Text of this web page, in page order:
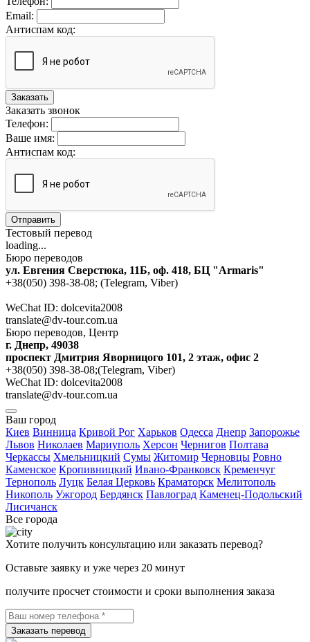
Email:
Антиспам код:
Заказать
Заказать звонок
Телефон:
Ваше имя:
Антиспам код:
Отправить
Тестовый перевод
loading...
Бюро переводов
ул. Евгения Сверстюка, 11Б, оф. 418, БЦ "Armaris"
+38(050) 398-38-08; (Telegram, Viber)
WeChat ID: dolcevita2008
translate@dv-tour.com.ua
Бюро переводов, Центр
г. Днепр, 49038
проспект Дмитрия Яворницого 101, 2 этаж, офис 2
+38(050) 398-38-08;(Telegram, Viber)
WeChat ID: dolcevita2008
translate@dv-tour.com.ua
Ваш город
Киев Винница Кривой Рог Харьков Одесса Днепр Запорожье
Львов Николаев Мариуполь Херсон Чернигов Полтава
Черкассы Хмельницкий Сумы Житомир Черновцы Ровно
Каменское Кропивницкий Ивано-Франковск Кременчуг
Тернополь Луцк Белая Церковь Краматорск Мелитополь
Никополь Ужгород Бердянск Павлоград Каменец-Подольский
Лисичанск
Все города
Хотите получить консультацию или заказать перевод?
Оставьте заявку и уже через 20 минут
получите просчет стоимости и сроки выполнения заказа
Заказать перевод